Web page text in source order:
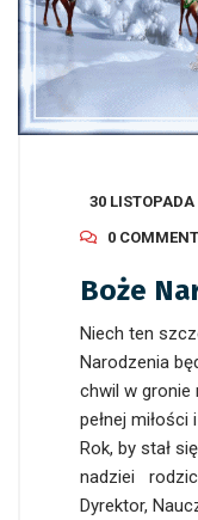
30 LISTOPADA
0
Boże
Niech ten
Narodzenia
chwil w gronie
pełnej
Rok, by stał
nadziei
Dyrektor,